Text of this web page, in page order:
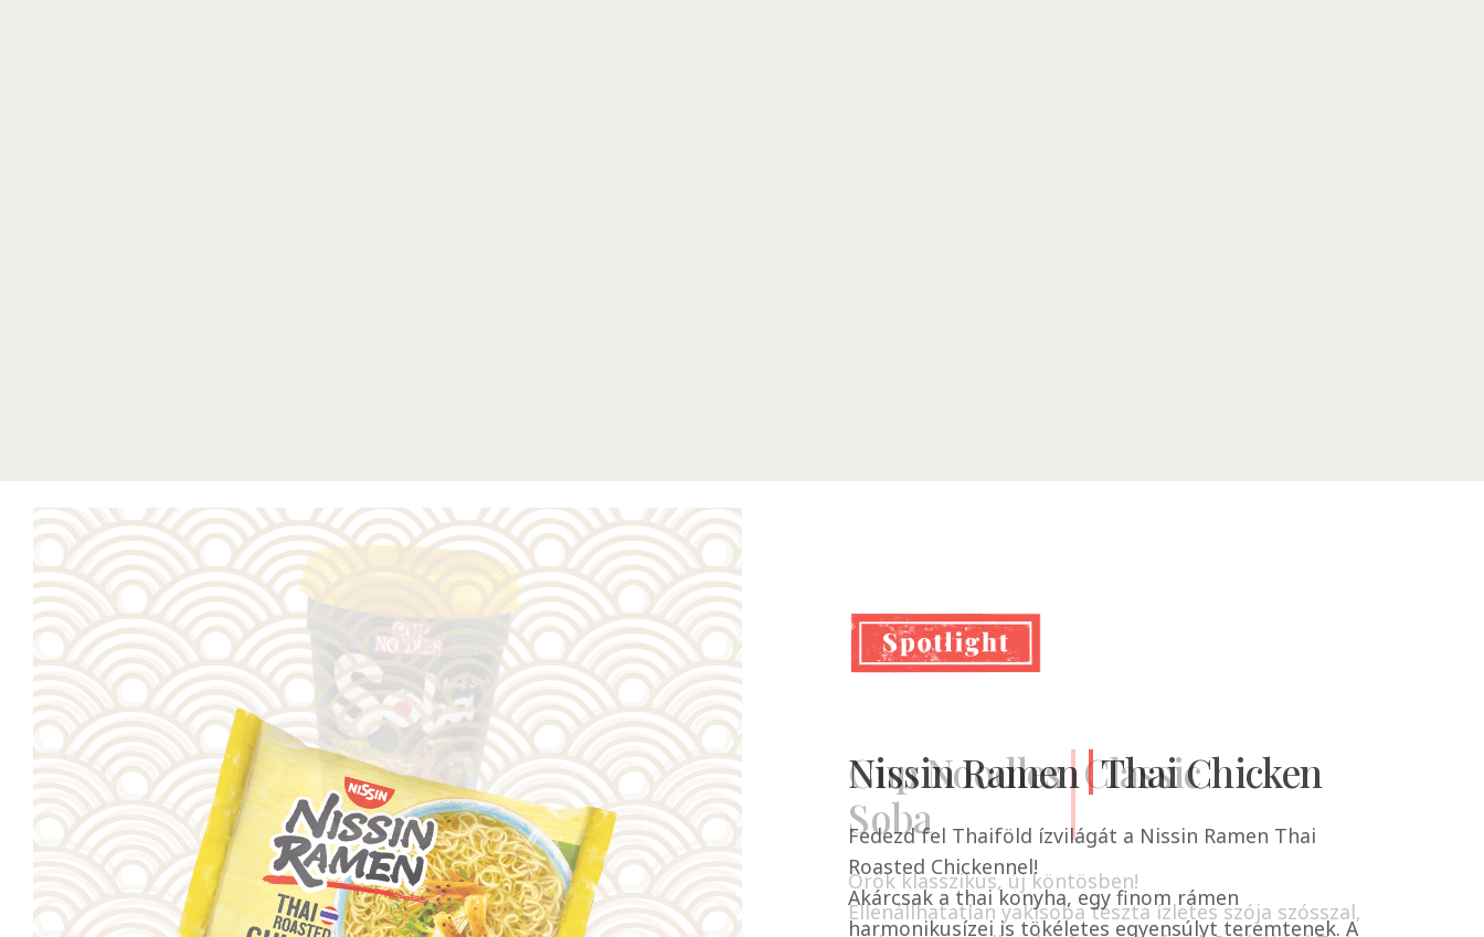
Cup Noodles
Soba
Classic
Örök klasszikus, új köntösben!
Ellenállhatatlan yakisoba tészta ízletes szója szósszal,
Nissin Ramen Thai Chicken
Fedezd fel Thaiföld ízvilágát a Nissin Ramen Thai
Roasted Chickennel!
Akárcsak a thai konyha, egy finom rámen
harmonikusízei is tökéletes egyensúlyt teremtenek. A